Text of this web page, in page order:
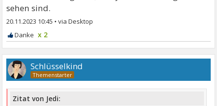
sehen sind.
20.11.2023 10:45 •
x 2
Schlüsselkind
Zitat von Jedi: